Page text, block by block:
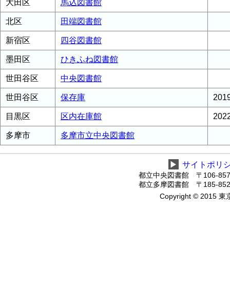
大田区 馬込図書館
北区 田端図書館
新宿区 四谷図書館
墨田区 ひきふね図書館
世田谷区 中央図書館
世田谷区 保存庫
目黒区 区内在庫館
多摩市 多摩市立中央図書館
▶ サイトポリ
都立中央図書館 〒106-
都立多摩図書館 〒185-
Copyright © 2015 東